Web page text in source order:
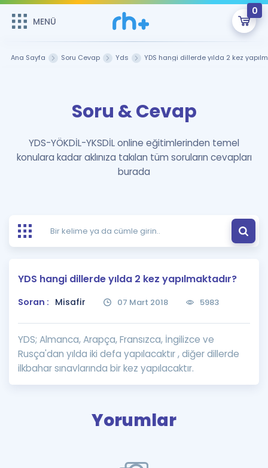
MENÜ
0
Şifremi Hatırlamıyorum
GİRİŞ YAP
Remzi Hoca ile seni sınava hazırlayacak onlarca eğitim seni
bekliyor!
MENÜ
Çalışma Paketleri
Kitaplar ve Kaynaklar
Ücretsiz Kaynaklar
Puan Hesaplama
Rehberlik Aracı
ÖSYM Sınav Takvimi
Kampanyalar
Blog
İngilizce Gramer
Blog
İngilizce Gramer
Hakkımızda
Ana Sayfa Soru Cevap Yds YDS hangi dillerde yılda 2 kez
Soru & Cevap
YDS-YÖKDİL-YKSDİL online eğitimlerinden temel
konulara kadar aklınıza takılan tüm soruların cevapları
burada
YDS hangi dillerde yılda 2 kez yapılmaktadır?
Soran : Misafir 07 Mart 2018 5983
YDS; Almanca, Arapça, Fransızca, İngilizce ve
Rusça'dan yılda iki defa yapılacaktır , diğer dillerde
ilkbahar sınavlarında bir kez yapılacaktır.
Yorumlar